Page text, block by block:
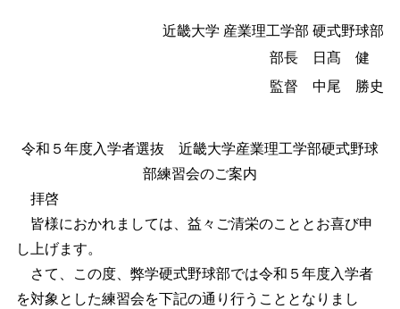
近畿大学 産業理工学部 硬式野球部
部長 日髙 健
監督 中尾 勝史
令和５年度入学者選抜 近畿大学産業理工学部硬式野球
部練習会のご案内
拝啓
皆様におかれましては、益々ご清栄のこととお喜び申
し上げます。
さて、この度、弊学硬式野球部では令和５年度入学者
を対象とした練習会を下記の通り行うこととなりまし